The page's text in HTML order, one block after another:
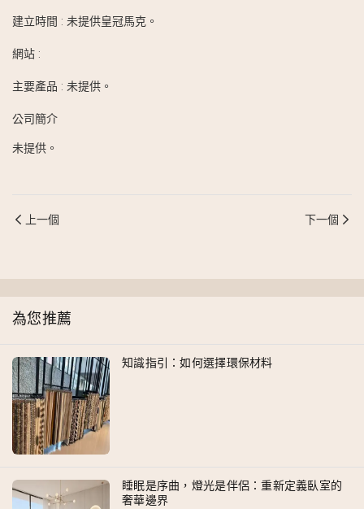
建立時間 : 未提供皇冠馬克。
網站 :
主要產品 : 未提供。
公司簡介
未提供。
上一個 下一個
為您推薦
知識指引：如何選擇環保材料
睡眠是序曲，燈光是伴侶：重新定義臥室的
奢華邊界